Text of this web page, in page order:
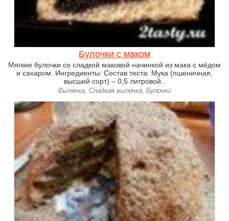
Булочки с маком
Мягкие булочки со сладкой маковой начинкой из мака с мёдом
и сахаром. Ингредиенты: Состав теста: Мука (пшеничная,
высший сорт) – 0,5 литровой..
Выпечка, Сладкая выпечка, Булочки